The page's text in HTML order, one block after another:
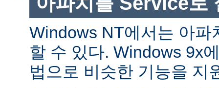
Windows NT에서는 아파
할 수 있다. Windows 9x
법으로 비슷한 기능을 지